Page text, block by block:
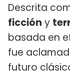
Descrita
ficción y
basada en
fue
futuro